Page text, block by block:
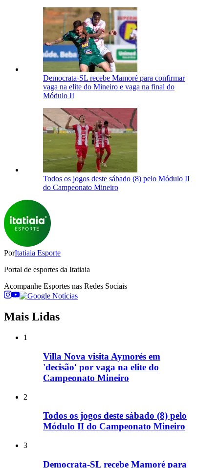
Democrata-SL recebe Mamoré para confirmar
vaga na elite do Mineiro e vaga na final do
Módulo II
Todos os jogos deste sábado (8) pelo Módulo II
do Campeonato Mineiro
PorItatiaia Esporte
Portal de esportes da Itatiaia
Acompanhe Esportes nas Redes Sociais
Mais Lidas
1
Villa Nova visita Aymorés em
'decisão' por vaga na elite do
Campeonato Mineiro
2
Todos os jogos deste sábado (8) pelo
Módulo II do Campeonato Mineiro
3
Democrata-SL recebe Mamoré para